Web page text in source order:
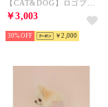
￥3,003
30% ￥2,000